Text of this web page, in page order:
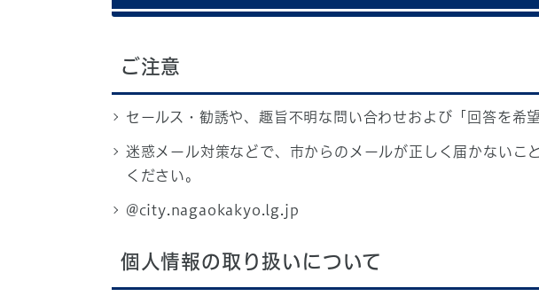
ご注意
セールス・勧誘や、趣旨不明な問い合わせおよび「回答を希
迷惑メール対策などで、市からのメールが正しく届かないこ
ください。
@city.nagaokakyo.lg.jp
個人情報の取り扱いについて